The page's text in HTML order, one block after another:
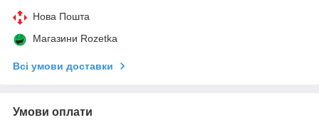
Нова Пошта
Магазини Rozetka
Всі умови доставки
Умови оплати